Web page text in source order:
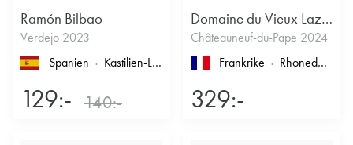
Ramón Bilbao
Verdejo 2023
Spanien
Kastilien-León
129:- 140:-
Domaine du Vieux Lazaret
Châteauneuf-du-Pape 2024
Frankrike
Rhonedalen
329:-